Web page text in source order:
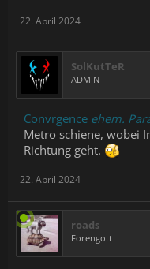
22. April 2024
SolKutTeR
ADMIN
Convrgence ehem.
Metro schiene, wobei
Richtung geht.
22. April 2024
roads
Forengott